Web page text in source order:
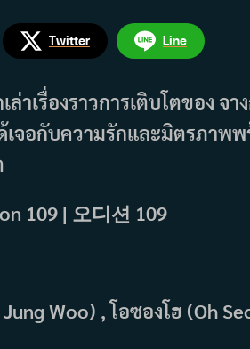
Twitter Line
าเรื่องราวการเติบโตของ จ
เจอกับความรักและมิตรภา
109 | 오디션 109
Woo) , โอซองโฮ (Oh